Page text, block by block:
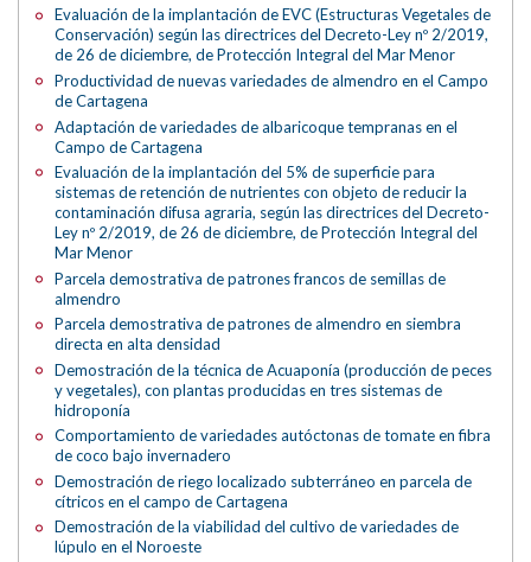
Evaluación de la implantación de EVC (Estructuras Vegetales de
Conservación) según las directrices del Decreto-Ley nº 2/2019,
de 26 de diciembre, de Protección Integral del Mar Menor
Productividad de nuevas variedades de almendro en el Campo
de Cartagena
Adaptación de variedades de albaricoque tempranas en el
Campo de Cartagena
Evaluación de la implantación del 5% de superficie para
sistemas de retención de nutrientes con objeto de reducir la
contaminación difusa agraria, según las directrices del Decreto-
Ley nº 2/2019, de 26 de diciembre, de Protección Integral del
Mar Menor
Parcela demostrativa de patrones francos de semillas de
almendro
Parcela demostrativa de patrones de almendro en siembra
directa en alta densidad
Demostración de la técnica de Acuaponía (producción de peces
y vegetales), con plantas producidas en tres sistemas de
hidroponía
Comportamiento de variedades autóctonas de tomate en fibra
de coco bajo invernadero
Demostración de riego localizado subterráneo en parcela de
cítricos en el campo de Cartagena
Demostración de la viabilidad del cultivo de variedades de
lúpulo en el Noroeste